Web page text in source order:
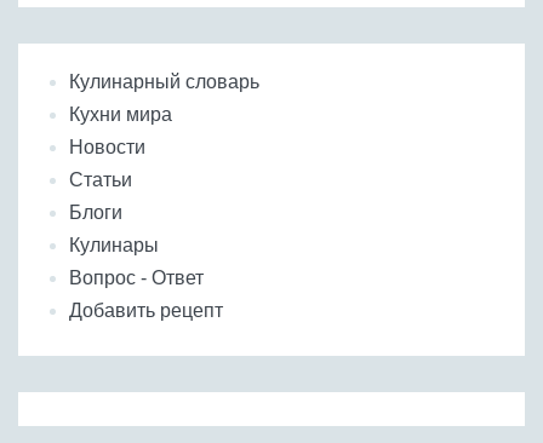
Кулинарный словарь
Кухни мира
Новости
Статьи
Блоги
Кулинары
Вопрос - Ответ
Добавить рецепт